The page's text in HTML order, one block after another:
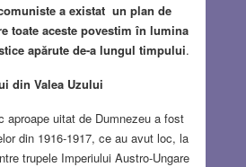
a existat un plan de
toate aceste povestim în lumina
apărute de-a lungul timpului.
din Valea Uzului
aproape uitat de Dumnezeu a fost
din 1916-1917, ce au avut loc, la
trupele Imperiului Austro-Ungare